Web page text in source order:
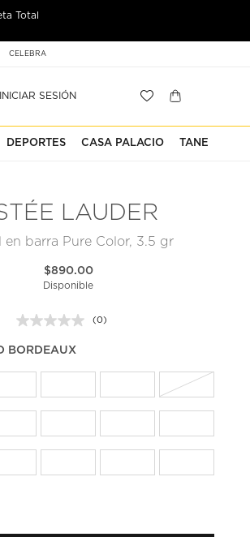
Total
CELEBRA
INICIAR SESIÓN
DEPORTES CASA PALACIO TANE
LAUDER
en barra Pure Color, 3.5 gr
$890.00
Disponible
Sin
(0)
BORDEAUX